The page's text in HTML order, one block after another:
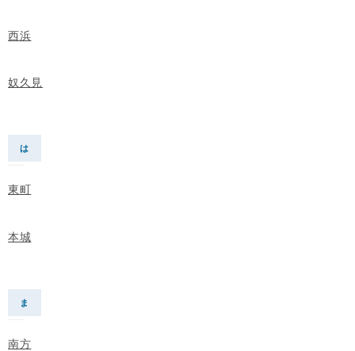
西浜
奴久見
は
東町
本城
ま
南方